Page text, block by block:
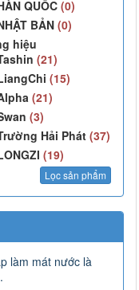
QUỐC(0)
BẢN (0)
hiệu
(21)
(15)
(21)
(3)
Hải Phát(37)
(19)
làm mát nước là